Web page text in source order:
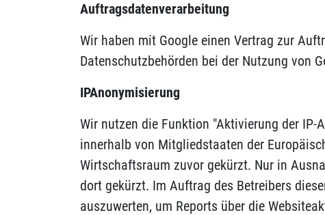
Auftragsdatenverarbeitung
Wir haben mit Google einen Vertrag zur
Datenschutzbehörden bei der Nutzung von
IPAnonymisierung
Wir nutzen die Funktion "Aktivierung der IP-
innerhalb von Mitgliedstaaten der
Wirtschaftsraum zuvor gekürzt. Nur in
dort gekürzt. Im Auftrag des Betreibers
auszuwerten, um Reports über die